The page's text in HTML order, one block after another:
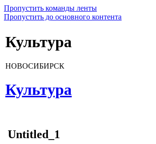
Пропустить команды ленты
Пропустить до основного контента
Культура
НОВОСИБИРСК
Культура
Untitled_1